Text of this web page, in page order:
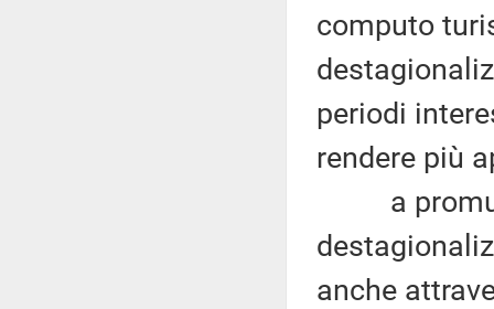
computo
periodi
rendere più
a
anche